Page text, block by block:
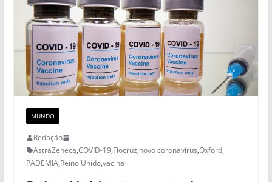
MUNDO
Redação
AstraZeneca,COVID-19,Fiocruz,novo coronavírus,Oxford,
PADEMIA,Reino Unido,vacina